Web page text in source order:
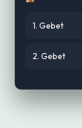
1. Gebet
2. Gebet